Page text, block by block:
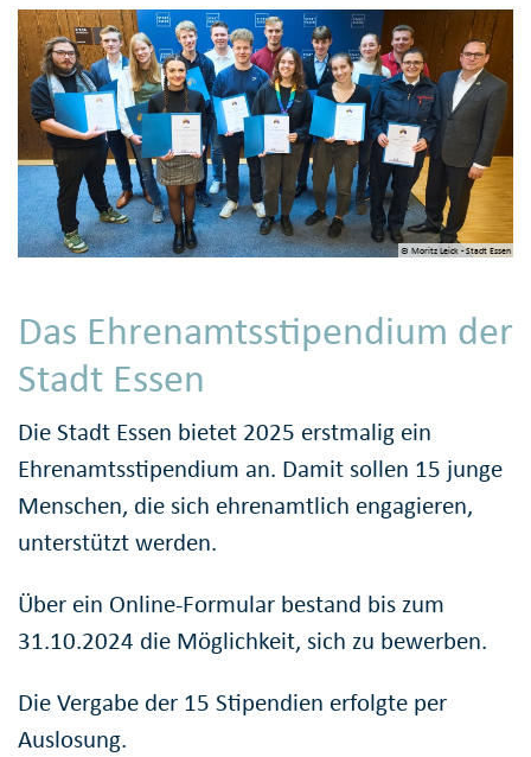
© Moritz Leick - Stadt Essen
Das Ehrenamtsstipendium der
Stadt Essen
Die Stadt Essen bietet 2025 erstmalig ein
Ehrenamtsstipendium an. Damit sollen 15 junge
Menschen, die sich ehrenamtlich engagieren,
unterstützt werden.
Über ein Online-Formular bestand bis zum
31.10.2024 die Möglichkeit, sich zu bewerben.
Die Vergabe der 15 Stipendien erfolgte per
Auslosung.